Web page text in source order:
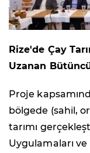
Rize'de Çay
Uzanan
Proje
bölgede (sahil,
tarımı
Uygulamaları